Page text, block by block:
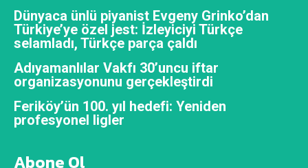
Dünyaca ünlü piyanist Evgeny Grinko’dan
Türkiye’ye özel jest: İzleyiciyi Türkçe
selamladı, Türkçe parça çaldı
Adıyamanlılar Vakfı 30’uncu iftar
organizasyonunu gerçekleştirdi
Feriköy’ün 100. yıl hedefi: Yeniden
profesyonel ligler
Abone Ol